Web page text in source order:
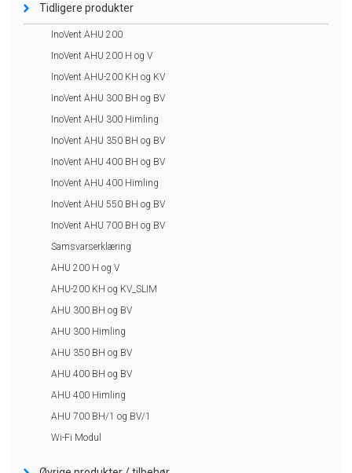
Tidligere produkter
InoVent AHU 200
InoVent AHU 200 H og V
InoVent AHU-200 KH og KV
InoVent AHU 300 BH og BV
InoVent AHU 300 Himling
InoVent AHU 350 BH og BV
InoVent AHU 400 BH og BV
InoVent AHU 400 Himling
InoVent AHU 550 BH og BV
InoVent AHU 700 BH og BV
Samsvarserklæring
AHU 200 H og V
AHU-200 KH og KV_SLIM
AHU 300 BH og BV
AHU 300 Himling
AHU 350 BH og BV
AHU 400 BH og BV
AHU 400 Himling
AHU 700 BH/1 og BV/1
Wi-Fi Modul